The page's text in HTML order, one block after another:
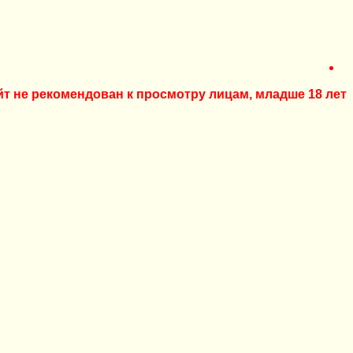
не рекомендован к просмотру лицам, младше 18 лет